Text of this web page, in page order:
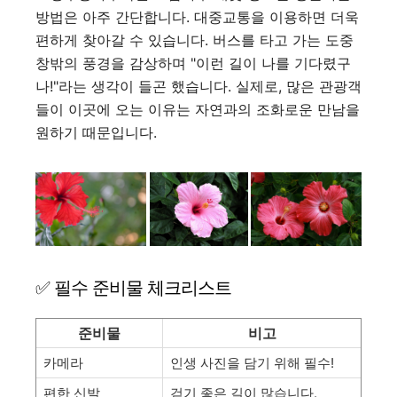
방법은 아주 간단합니다. 대중교통을 이용하면 더욱
편하게 찾아갈 수 있습니다. 버스를 타고 가는 도중
창밖의 풍경을 감상하며 "이런 길이 나를 기다렸구
나!"라는 생각이 들곤 했습니다. 실제로, 많은 관광객
들이 이곳에 오는 이유는 자연과의 조화로운 만남을
원하기 때문입니다.
✅ 필수 준비물 체크리스트
준비물 비고
카메라
인생 사진을 담기 위해 필수!
편한 신발
걷기 좋은 길이 많습니다.